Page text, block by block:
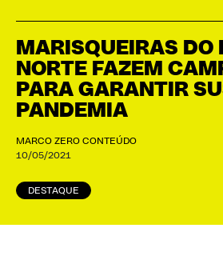
MARISQUEIRAS DO
NORTE FAZEM
PARA GARANTIR
PANDEMIA
MARCO ZERO CONTEÚDO
10/05/2021
DESTAQUE